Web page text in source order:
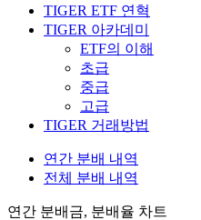
TIGER ETF 연혁
TIGER 아카데미
ETF의 이해
초급
중급
고급
TIGER 거래방법
연간 분배 내역
전체 분배 내역
연간 분배금, 분배율 차트